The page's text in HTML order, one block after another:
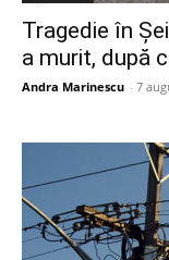
Tragedie în
a murit, după
Andra Marinescu - 7